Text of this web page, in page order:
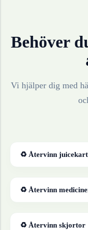
Behöver
Vi hjälper dig med
♻ Återvinn
♻ Återvinn
♻ Återvinn skjortor